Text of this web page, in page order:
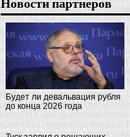
Будет ли девальвация рубля
до конца 2026 года